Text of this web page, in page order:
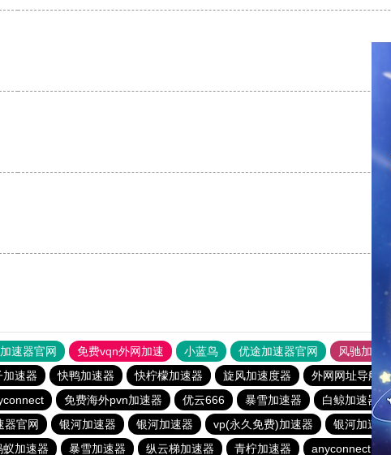
速器官网 免费vqn外网加速 小蓝鸟 优途加速器官网 风驰加速器
加速器 快鸭加速器 快柠檬加速器 旋风加速度器 外网网址导航
免费海外pvn加速器 优云666 暴雪加速器 白鲸加速器
器官网 银河加速器 银河加速器 vp(永久免费)加速器 银河加速器
蚁加速器 暴雪加速器 纵云梯加速器 青柠加速器 anyconnect